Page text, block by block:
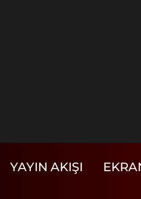
YAYIN AKIŞI